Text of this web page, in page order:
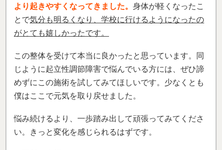
より起きやすくなってきました。 身体が軽くなったこ
とで気分も明るくなり、学校に行けるようになったの
がとても嬉しかったです。
この整体を受けて本当に良かったと思っています。同
じように起立性調節障害で悩んでいる方には、ぜひ諦
めずにこの施術を試してみてほしいです。少なくとも
僕はここで元気を取り戻せました。
悩み続けるより、一歩踏み出して頑張ってみてくださ
い。きっと変化を感じられるはずです。